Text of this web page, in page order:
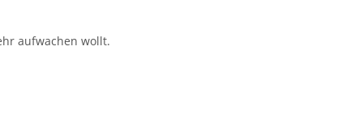
aufwachen wollt.